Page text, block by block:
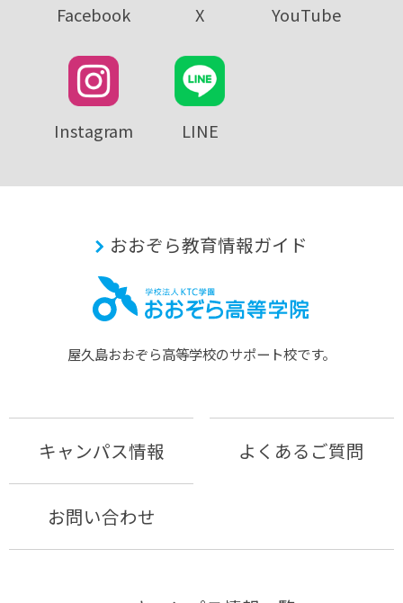
Facebook X YouTube
Instagram LINE
おおぞら教育情報ガイド
屋久島おおぞら⾼等学校のサポート校です。
キャンパス情報 よくあるご質問
お問い合わせ